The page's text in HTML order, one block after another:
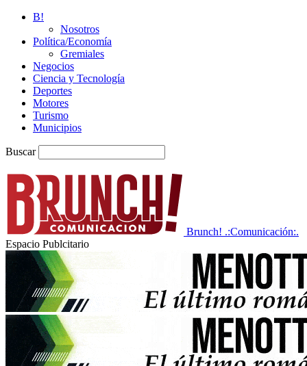
B!
Nosotros
Política/Economía
Gremiales
Negocios
Ciencia y Tecnología
Deportes
Motores
Turismo
Municipios
Buscar
Brunch! .:Comunicación:.
Espacio Publcitario